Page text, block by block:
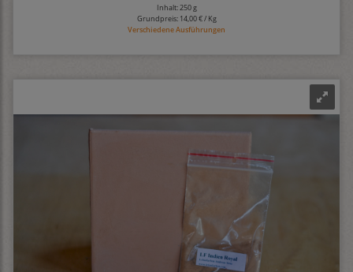
Inhalt: 250 g
Grundpreis: 14,00 € / Kg
Verschiedene Ausführungen